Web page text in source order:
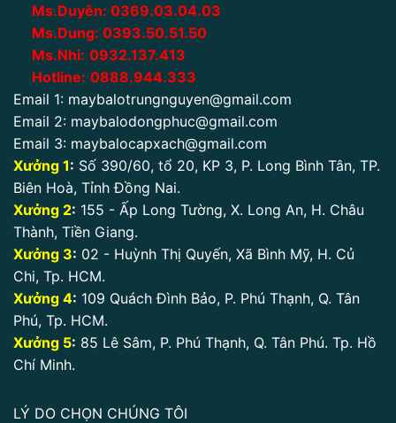
Ms.Duyên: 0369.03.04.03
Ms.Dung: 0393.50.51.50
Ms.Nhi: 0932.137.413
Hotline: 0888.944.333
Email 1: maybalotrungnguyen@gmail.com
Email 2: maybalodongphuc@gmail.com
Email 3: maybalocapxach@gmail.com
Xưởng 1: Số 390/60, tổ 20, KP 3, P. Long Bình Tân, TP.
Biên Hoà, Tỉnh Đồng Nai.
Xưởng 2: 155 - Ấp Long Tường, X. Long An, H. Châu
Thành, Tiền Giang.
Xưởng 3: 02 - Huỳnh Thị Quyến, Xã Bình Mỹ, H. Củ
Chi, Tp. HCM.
Xưởng 4: 109 Quách Đình Bảo, P. Phú Thạnh, Q. Tân
Phú, Tp. HCM.
Xưởng 5: 85 Lê Sâm, P. Phú Thạnh, Q. Tân Phú. Tp. Hồ
Chí Minh.
LÝ DO CHỌN CHÚNG TÔI